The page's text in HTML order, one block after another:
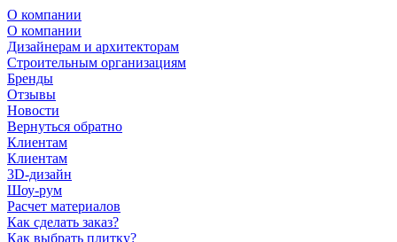
О компании
О компании
Дизайнерам и архитекторам
Строительным организациям
Бренды
Отзывы
Новости
Вернуться обратно
Клиентам
Клиентам
3D-дизайн
Шоу-рум
Расчет материалов
Как сделать заказ?
Как выбрать плитку?